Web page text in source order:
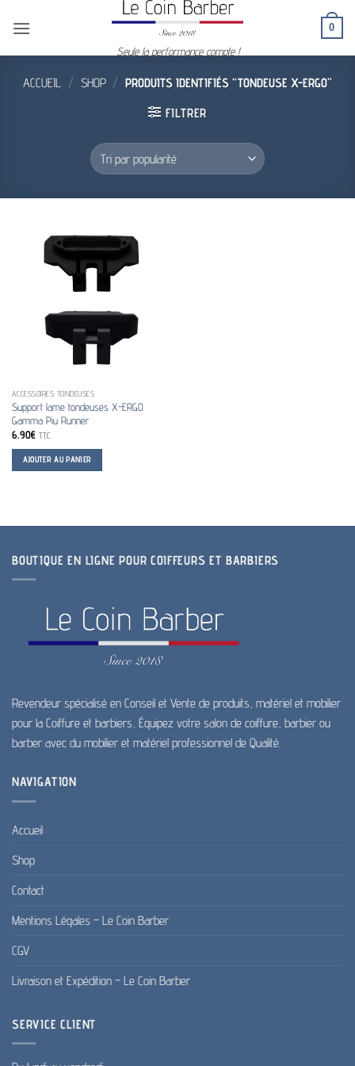
Seule la performance compte !
0
ACCUEIL / SHOP / PRODUITS IDENTIFIÉS “TONDEUSE X-ERGO”
FILTRER
ACCESSOIRES TONDEUSES
Support lame tondeuses X-ERGO
Gamma Piu Runner
6.90€ TTC
AJOUTER AU PANIER
BOUTIQUE EN LIGNE POUR COIFFEURS ET BARBIERS
Revendeur spécialisé en Conseil et Vente de produits, matériel et mobilier
pour la Coiffure et barbiers, Équipez votre salon de coiffure, barbier ou
barber avec du mobilier et matériel professionnel de Qualité.
NAVIGATION
Accueil
Shop
Contact
Mentions Légales – Le Coin Barber
CGV
Livraison et Expédition – Le Coin Barber
SERVICE CLIENT